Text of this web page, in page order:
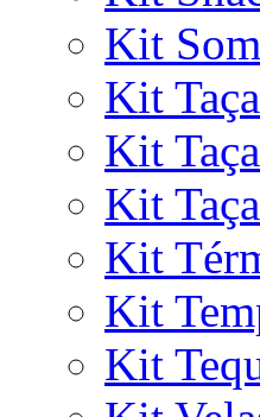
Kit
Kit
Kit
Kit
Kit
Kit
Kit